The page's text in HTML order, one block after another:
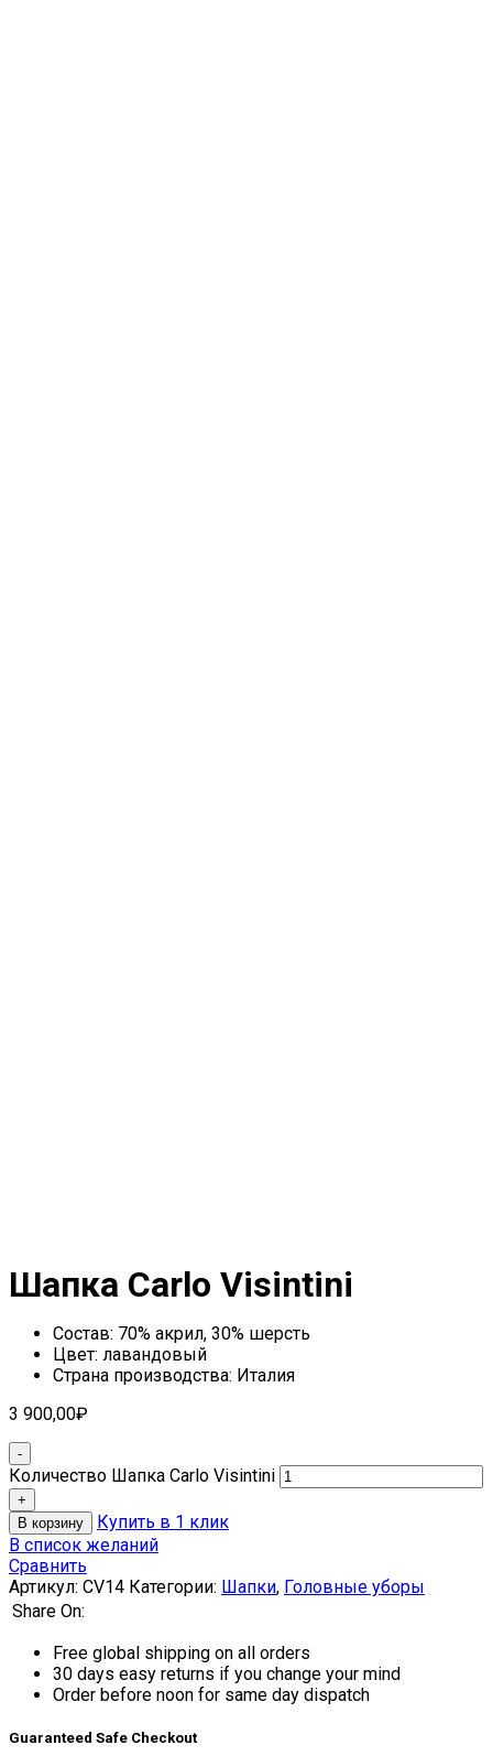
Шапка Carlo Visintini
Состав: 70% акрил, 30% шерсть
Цвет: лавандовый
Страна производства: Италия
3 900,00₽
Количество Шапка Carlo Visintini
В корзину
Купить в 1 клик
В список желаний
Сравнить
Артикул: CV14 Категории: Шапки, Головные уборы
Share On:
Free global shipping on all orders
30 days easy returns if you change your mind
Order before noon for same day dispatch
Guaranteed Safe Checkout